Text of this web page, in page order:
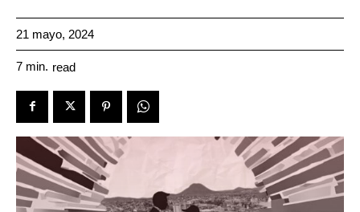
21 mayo, 2024
7 min. read